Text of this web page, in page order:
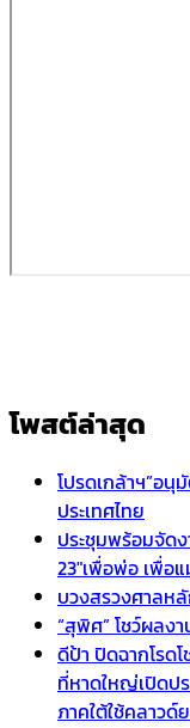
โพสต์ล่าสุด
โปรดเกล้าฯ”อ
ประเทศไทย
ประชุมพร้อมจัด
23″เพื่อพ่อ เพื่อ
บวงสรวงศาลห
“สุพิศ” โชว์ผลง
ดีป้า ปิดฉากโรด
ที่หาดใหญ่เปิดป
ภาคใต้ใช้คลาวด์